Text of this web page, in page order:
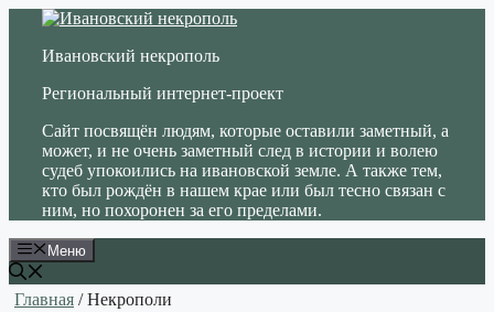
Перейти
содержимому
Ивановский некрополь
Региональный интернет-проект
Сайт посвящён людям, которые оставили заметный, а
может, и не очень заметный след в истории и волею
судеб упокоились на ивановской земле. А также тем,
кто был рождён в нашем крае или был тесно связан с
ним, но похоронен за его пределами.
Меню
Главная / Некрополи